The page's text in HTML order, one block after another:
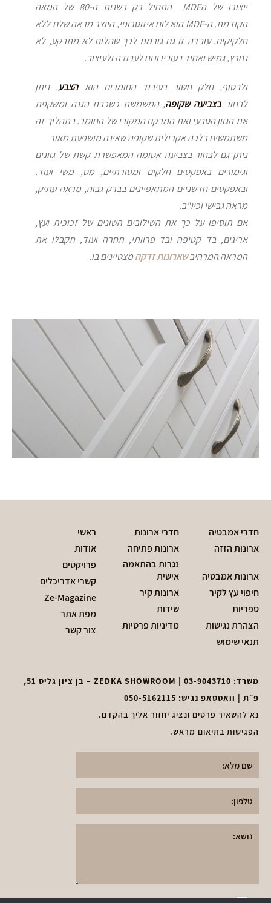
ייצורו של הMDF התחיל רק בשנות ה-80 של המאה
הקודמת. ה-MDF הוא לוח איזוטרופי, היוצר מראה שלם ללא
חלקיקים. עובדה זו גם גורמת לכך שהלוח לא מתבקע, לא
נחרץ, גמיש ואחיד בעוביו ונוח לעבודה ולעיצוב.
ולבסוף, חלק חשוב בעיבוד החומרים הואהצבע. ניתן
לבחורבצביעה שקופה, המשמשת כשכבת הגנה ומשקפת
את הגוון הטבעי ואת המרקם המקורי של החומר. בתהליך זה
משתמשים בלכה אקרילית שקופה שאינה מושפעת מאור
ניתן גם לבחור בצביעה אטומה המאפשרת קשת של גוונים
וגימורים באפקטים חלקים ומסורתיים, מט, משי ועוד.
ובאפקטים חדשניים המתאפיינים בברק גבוה, מראה עתיק,
מראה גבישי וכיו"ב.
אם תוסיפו על כך את השילובים השונים של זכוכית ועץ,
אריגים, בד קטיפה ובד פרוותי, תחרה ועוד, תקבלו את
המראה המרהיבשארונות זדקהמצטיינים בו.
חדרי אמבטיה
חדרי ארונות
ארונות הזזה
ארונות פתיחה
ארונות אמבטיה
נגרות בהתאמה
אישית
חיפוי עץ לקיר
ארונות קיר
ספריות
שידות
הצהרת נגישות
מדיניות פרטיות
תנאי שימוש
ראשי
אודות
פרויקטים
קשרי אדריכלים
Ze-Magazine
מפת אתר
צור קשר
משרד: 03-9043710
| ZEDKA SHOWROOM – בן ציון גליס 51,
פ״ת | וואטסאפ נגיש: 050-5162115
נא להשאיר פרטים ונציג יחזור אליך בהקדם.
הפגישות בתיאום מראש.